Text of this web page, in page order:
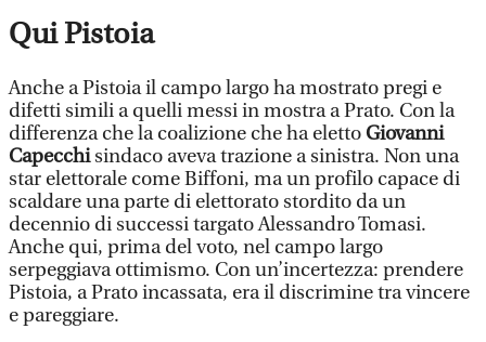
Qui Pistoia
Anche a Pistoia il campo largo ha mostrato pregi e
difetti simili a quelli messi in mostra a Prato. Con la
differenza che la coalizione che ha elettoGiovanni
Capecchisindaco aveva trazione a sinistra. Non una
star elettorale come Biffoni, ma un profilo capace di
scaldare una parte di elettorato stordito da un
decennio di successi targato Alessandro Tomasi.
Anche qui, prima del voto, nel campo largo
serpeggiava ottimismo. Con un’incertezza: prendere
Pistoia, a Prato incassata, era il discrimine tra vincere
e pareggiare.